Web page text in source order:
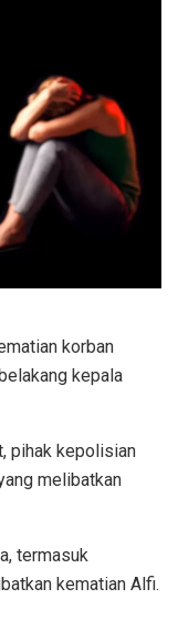
korban
kepala
pihak kepolisian
melibatkan
termasuk
kematian Alfi.